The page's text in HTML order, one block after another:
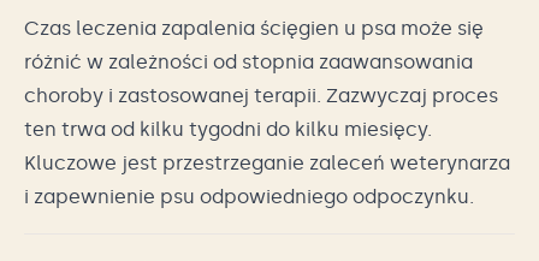
Czas leczenia zapalenia ścięgien u psa może się
różnić w zależności od stopnia zaawansowania
choroby i zastosowanej terapii. Zazwyczaj proces
ten trwa od kilku tygodni do kilku miesięcy.
Kluczowe jest przestrzeganie zaleceń weterynarza
i zapewnienie psu odpowiedniego odpoczynku.